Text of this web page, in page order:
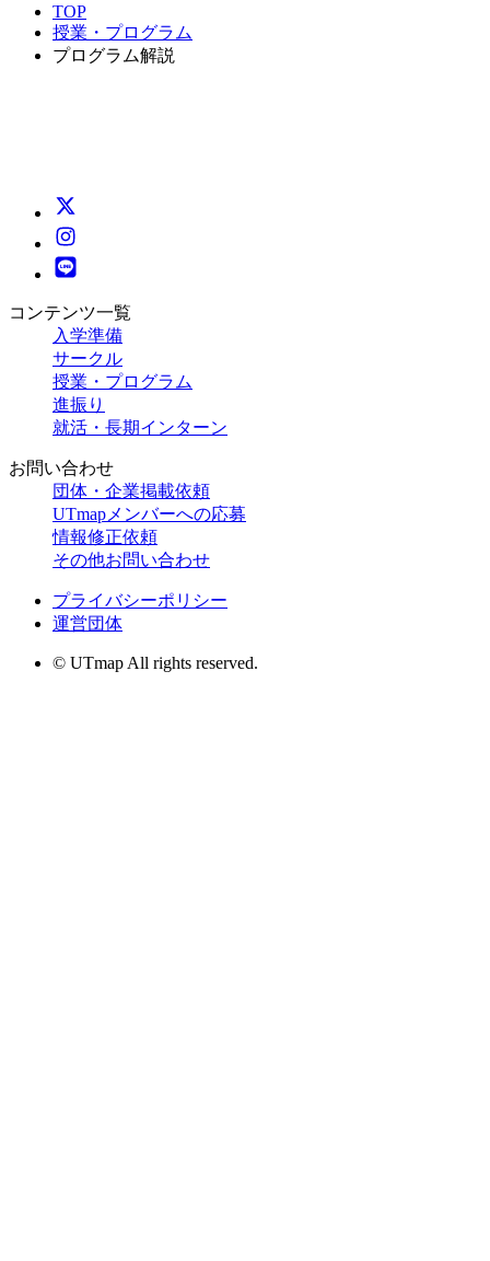
TOP
授業・プログラム
プログラム解説
コンテンツ一覧
入学準備
サークル
授業・プログラム
進振り
就活・長期インターン
お問い合わせ
団体・企業掲載依頼
UTmapメンバーへの応募
情報修正依頼
その他お問い合わせ
プライバシーポリシー
運営団体
© UTmap All rights reserved.